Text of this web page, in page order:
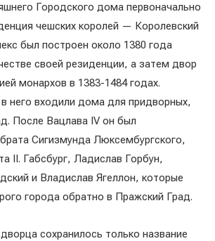
Городского дома первоначально
чешских королей — Королевский
был построен около 1380 года
своей резиденции, а затем двор
монархов в 1383-1484 годах.
него входили дома для придворных,
После Вацлава IV он был
Сигизмунда Люксембургского,
II. Габсбург, Ладислав Горбун,
и Владислав Ягеллон, которые
города обратно в Пражский Град.
сохранилось только название